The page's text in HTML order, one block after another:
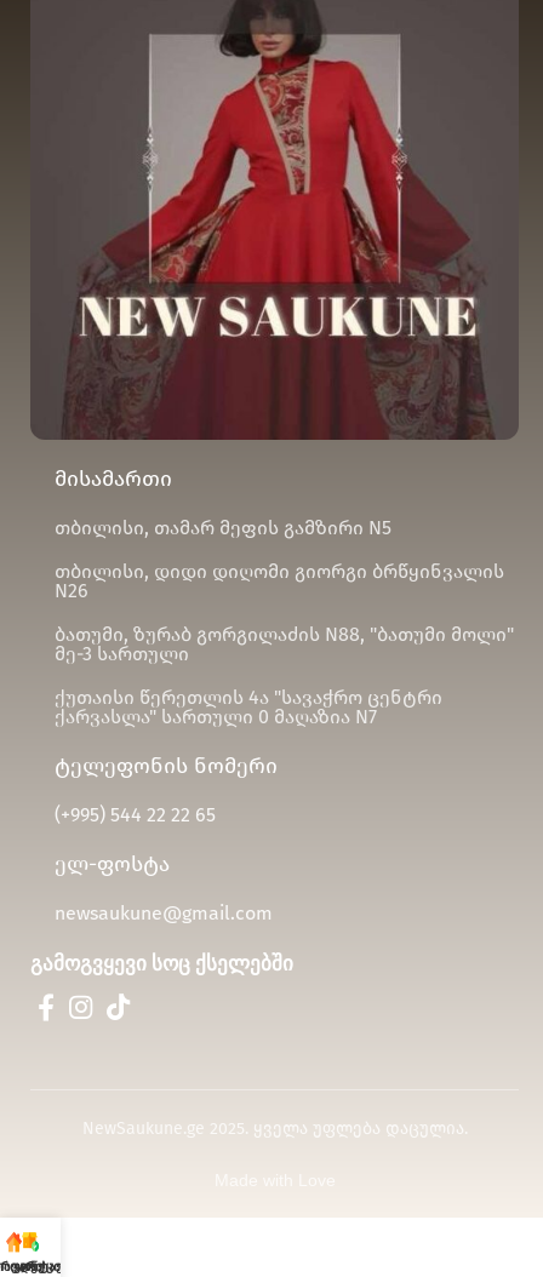
მისამართი
თბილისი, თამარ მეფის გამზირი N5
თბილისი, დიდი დიღომი გიორგი ბრწყინვალის
N26
ბათუმი, ზურაბ გორგილაძის N88, "ბათუმი მოლი"
მე-3 სართული
ქუთაისი წერეთლის 4ა "სავაჭრო ცენტრი
ქარვასლა" სართული 0 მაღაზია N7
ტელეფონის ნომერი
(+995)544 22 22 65
ელ-ფოსტა
newsaukune@gmail.com
გამოგვყევი სოც ქსელებში
NewSaukune.ge 2025. ყველა უფლება დაცულია.
Made with Love
კონტაქტი